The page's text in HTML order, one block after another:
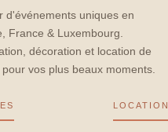
d'événements uniques en
France & Luxembourg.
décoration et location de
vos plus beaux moments.
LOCATION